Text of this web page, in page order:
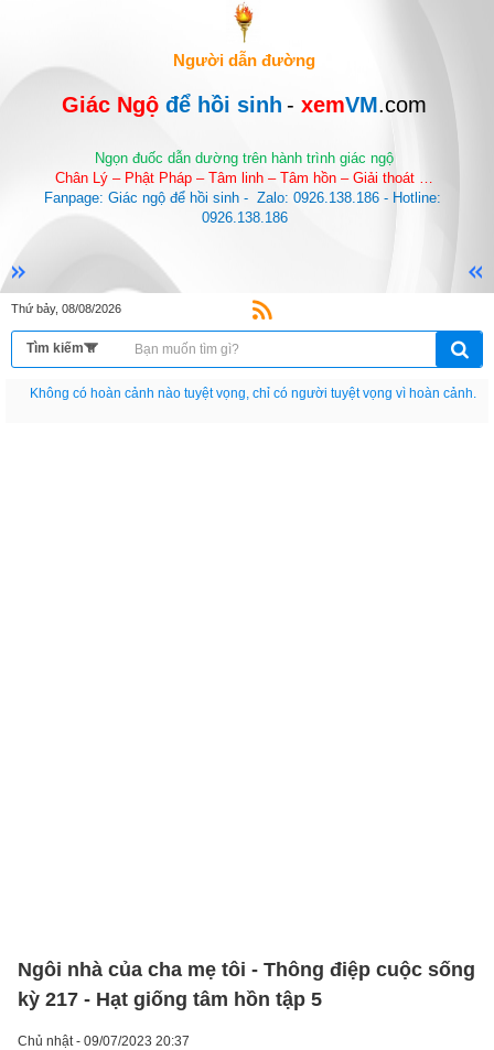
Người dẫn đường
Giác Ngộ để hồi sinh - xemVM.com
Ngọn đuốc dẫn dường trên hành trình giác ngộ
Chân Lý – Phật Pháp – Tâm linh – Tâm hồn – Giải thoát …
Fanpage: Giác ngộ để hồi sinh -  Zalo: 0926.138.186 - Hotline:
0926.138.186
Thứ bảy, 08/08/2026
Nếu như không chịu học tập thì cho dù đi vạn dặm đường cũng chỉ là anh đưa
Ngôi nhà của cha mẹ tôi - Thông điệp cuộc sống
kỳ 217 - Hạt giống tâm hồn tập 5
Chủ nhật - 09/07/2023 20:37